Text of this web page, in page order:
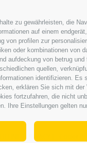
zu gewährleisten, die
auf einem
von profilen zur
oder kombinationen von
aufdeckung von betrug
quellen,
identifizieren. Es
erklären Sie sich mit der
fortzufahren, die nicht
Ihre Einstellungen gelten
Cookie